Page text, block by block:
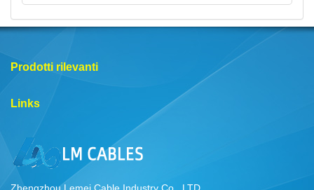
Prodotti rilevanti
Links